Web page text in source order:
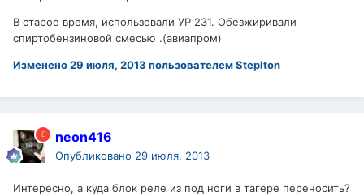
В старое время, использовали УР 231. Обезжиривали
спиртобензиновой смесью .(авиапром)
Изменено29 июля, 2013 пользователем Steplton
neon416
Опубликовано 29 июля, 2013
Интересно, а куда блок реле из под ноги в тагере переносить?